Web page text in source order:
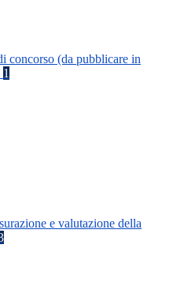
concorso (da pubblicare in
1
e valutazione della